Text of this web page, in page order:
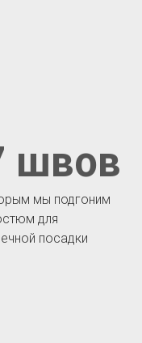
мы подгоним
для
посадки
швов